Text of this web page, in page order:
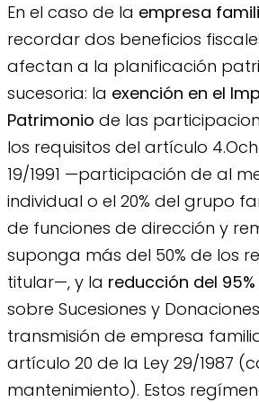
En el caso de la empresa
recordar dos beneficios
afectan a la planificación
sucesoria: la exención en el
Patrimonio de las
los requisitos del artículo
19/1991 —participación de al
individual o el 20% del grupo
de funciones de dirección y
suponga más del 50% de los
titular—, y la reducción del 95%
sobre Sucesiones y
transmisión de empresa
artículo 20 de la Ley 29/1987
mantenimiento). Estos